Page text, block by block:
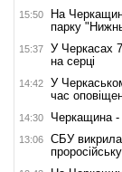
15:50
На
парку
15:37
У Черкасах
на серці
14:42
У
час
14:30 Черкащина -
13:06
СБУ